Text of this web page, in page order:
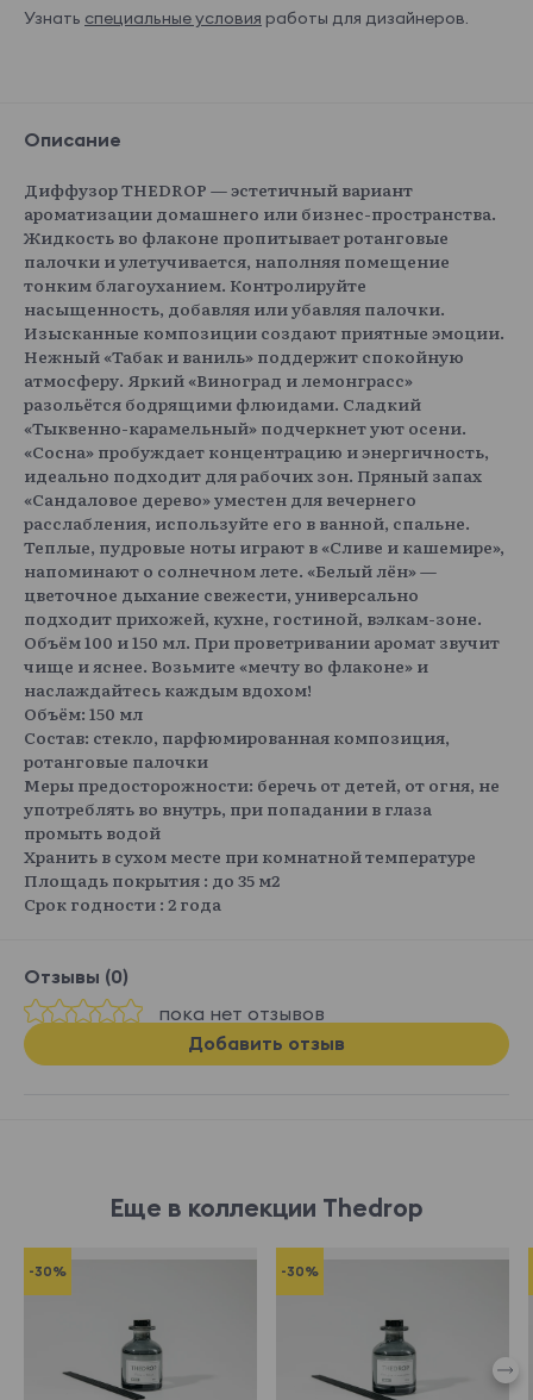
Узнать специальные условия работы для дизайнеров.
Описание
Диффузор THEDROP — эстетичный вариант
ароматизации домашнего или бизнес-пространства.
Жидкость во флаконе пропитывает ротанговые
палочки и улетучивается, наполняя помещение
тонким благоуханием. Контролируйте
насыщенность, добавляя или убавляя палочки.
Изысканные композиции создают приятные эмоции.
Нежный «Табак и ваниль» поддержит спокойную
атмосферу. Яркий «Виноград и лемонграсс»
разольётся бодрящими флюидами. Сладкий
«Тыквенно-карамельный» подчеркнет уют осени.
«Сосна» пробуждает концентрацию и энергичность,
идеально подходит для рабочих зон. Пряный запах
«Сандаловое дерево» уместен для вечернего
расслабления, используйте его в ванной, спальне.
Теплые, пудровые ноты играют в «Сливе и кашемире»,
напоминают о солнечном лете. «Белый лён» —
цветочное дыхание свежести, универсально
подходит прихожей, кухне, гостиной, вэлкам-зоне.
Объём 100 и 150 мл. При проветривании аромат звучит
чище и яснее. Возьмите «мечту во флаконе» и
наслаждайтесь каждым вдохом!
Объём: 150 мл
Состав: стекло, парфюмированная композиция,
ротанговые палочки
Меры предосторожности: беречь от детей, от огня, не
употреблять во внутрь, при попадании в глаза
промыть водой
Хранить в сухом месте при комнатной температуре
Площадь покрытия : до 35 м2
Срок годности : 2 года
Отзывы (0)
пока нет отзывов
Добавить отзыв
Еще в коллекции Thedrop
-30% -30%